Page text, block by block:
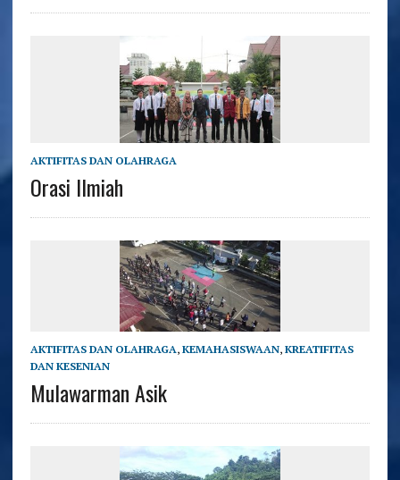
AKTIFITAS DAN OLAHRAGA
Orasi Ilmiah
AKTIFITAS DAN OLAHRAGA, KEMAHASISWAAN, KREATIFITAS
DAN KESENIAN
Mulawarman Asik